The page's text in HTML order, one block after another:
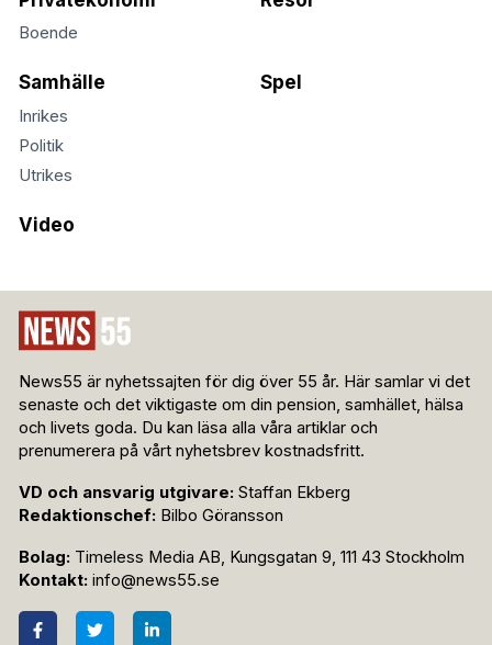
Boende
Samhälle
Inrikes
Politik
Utrikes
Spel
Video
News55 är nyhetssajten för dig över 55 år. Här samlar vi det
senaste och det viktigaste om din pension, samhället, hälsa
och livets goda. Du kan läsa alla våra artiklar och
prenumerera på vårt nyhetsbrev kostnadsfritt.
VD och ansvarig utgivare: Staffan Ekberg
Redaktionschef: Bilbo Göransson
Bolag: Timeless Media AB, Kungsgatan 9, 111 43 Stockholm
Kontakt: info@news55.se